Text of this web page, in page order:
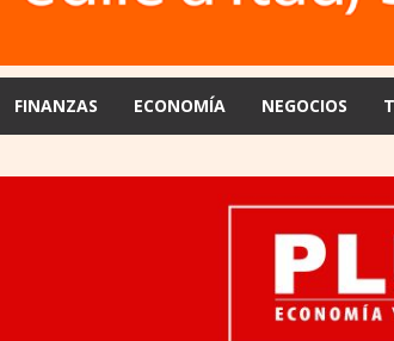
FINANZAS ECONOMÍA NEGOCIOS